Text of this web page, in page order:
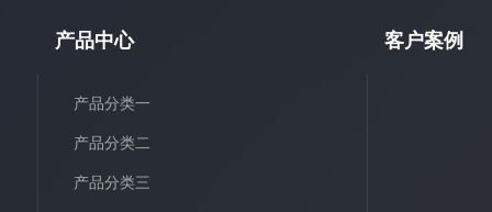
产品中心
产品分类一
产品分类二
产品分类三
客户案例